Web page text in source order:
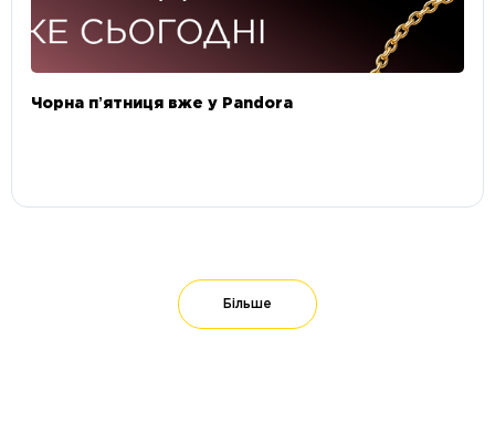
Чорна пʼятниця вже у Pandora
Більше